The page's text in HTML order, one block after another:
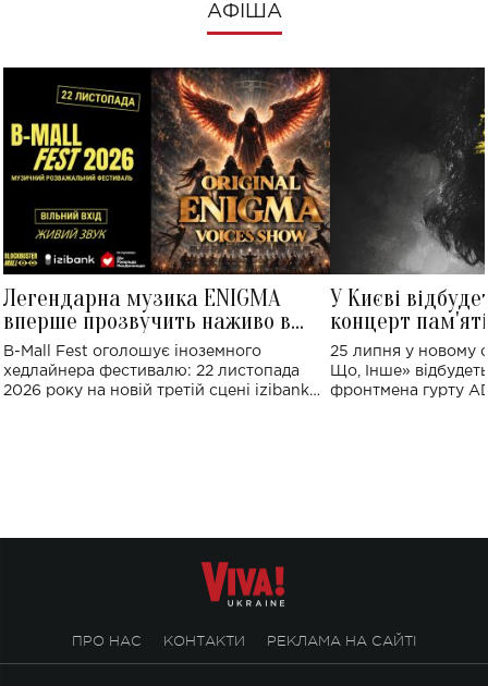
АФІША
Легендарна музика ENIGMA
вперше прозвучить наживо в
Україні: де відбудеться концерт
B-Mall Fest оголошує іноземного
хедлайнера фестивалю: 22 листопада
2026 року на новій третій сцені izibank
У Києві
концерт
Клименка:
виконають
25 липня у новому
Що, Інше»
фронтмена гурту
ПРО НАС КОНТАКТИ РЕКЛАМА НА САЙТІ